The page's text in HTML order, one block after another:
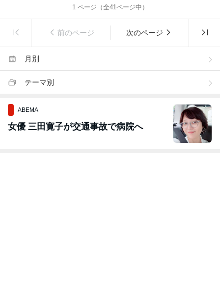
1ページ（全41ページ中）
前のページ 次のページ
月別
テーマ別
ABEMA
女優 三田寛子が交通事故で病院へ